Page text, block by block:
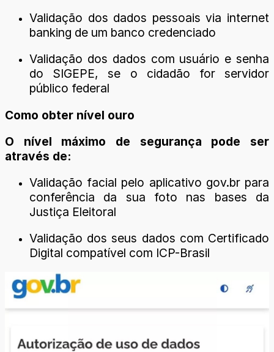
Validação dos dados pessoais via internet
banking de um banco credenciado
Validação dos dados com usuário e senha
do SIGEPE, se o cidadão for servidor
público federal
Como obter nível ouro
O nível máximo de segurança pode ser
através de:
Validação facial pelo aplicativo gov.br para
conferência da sua foto nas bases da
Justiça Eleitoral
Validação dos seus dados com Certificado
Digital compatível com ICP-Brasil